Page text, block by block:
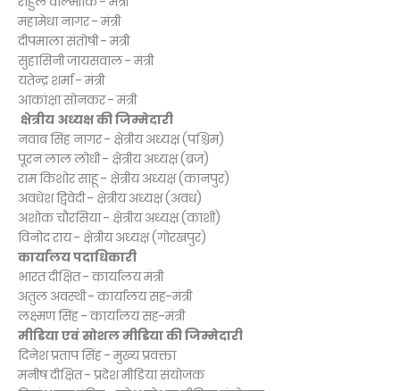
महामेधा नागर - मंत्री
दीपमाला संतोषी - मंत्री
सुहासिनी जायसवाल - मंत्री
यतेन्द्र शर्मा - मंत्री
आकांक्षा सोनकर - मंत्री
क्षेत्रीय अध्यक्ष की जिम्मेदारी
नवाब सिंह नागर - क्षेत्रीय अध्यक्ष (पश्चिम)
पूरन लाल लोधी - क्षेत्रीय अध्यक्ष (ब्रज)
राम किशोर साहू - क्षेत्रीय अध्यक्ष (कानपुर)
अवधेश द्विवेदी - क्षेत्रीय अध्यक्ष (अवध)
अशोक चौरसिया - क्षेत्रीय अध्यक्ष (काशी)
विनोद राय - क्षेत्रीय अध्यक्ष (गोरखपुर)
कार्यालय पदाधिकारी
भारत दीक्षित - कार्यालय मंत्री
अतुल अवस्थी - कार्यालय सह-मंत्री
लक्ष्मण सिंह - कार्यालय सह-मंत्री
मीडिया एवं सोशल मीडिया की जिम्मेदारी
दिनेश प्रताप सिंह - मुख्य प्रवक्ता
मनीष दीक्षित - प्रदेश मीडिया संयोजक